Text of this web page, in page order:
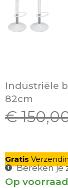
Industriële
82cm
€
Gratis V
Bereken je
Op voorraad